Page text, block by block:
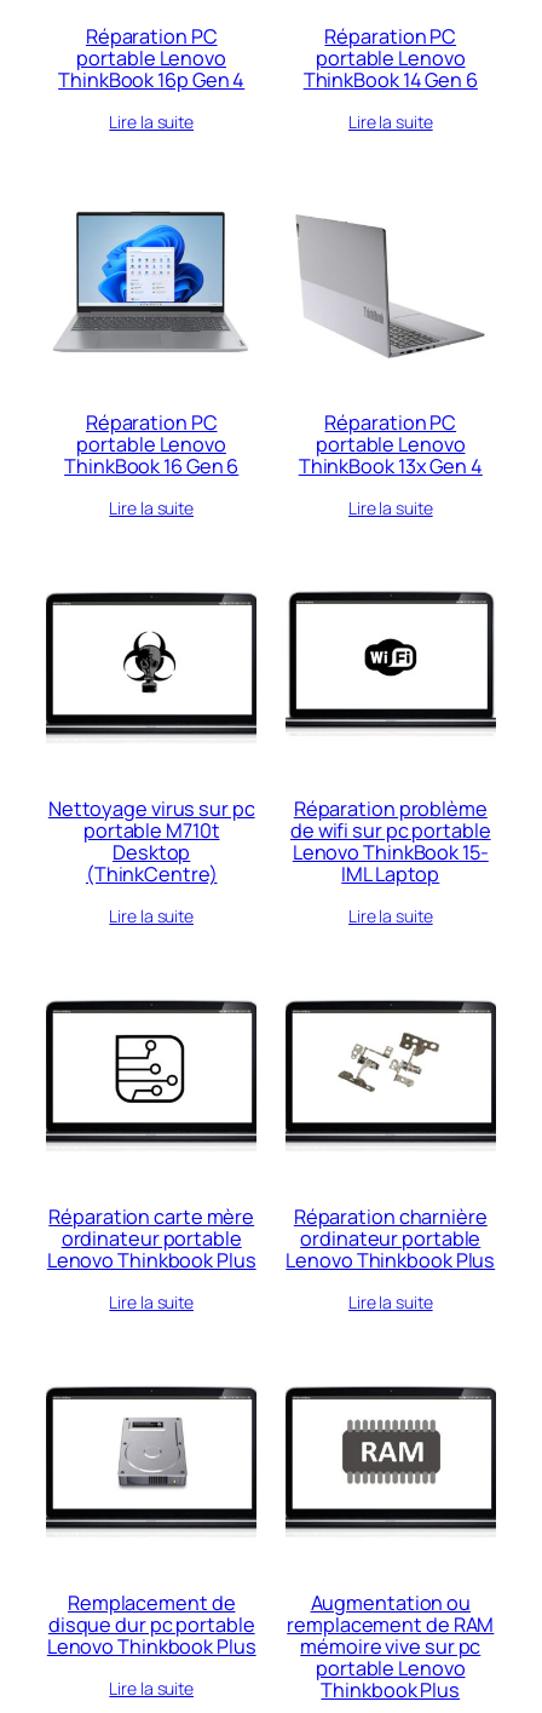
Réparation PC
portable Lenovo
ThinkBook 16p Gen 4
Lire la suite
Réparation PC
portable Lenovo
ThinkBook 14 Gen 6
Lire la suite
Réparation PC
portable Lenovo
ThinkBook 16 Gen 6
Lire la suite
Réparation PC
portable Lenovo
ThinkBook 13x Gen 4
Lire la suite
Nettoyage virus sur pc
portable M710t
Desktop
(ThinkCentre)
Lire la suite
Réparation problème
de wifi sur pc portable
Lenovo ThinkBook 15-
IML Laptop
Lire la suite
Réparation carte mère
ordinateur portable
Lenovo Thinkbook Plus
Lire la suite
Réparation charnière
ordinateur portable
Lenovo Thinkbook Plus
Lire la suite
Remplacement de
disque dur pc portable
Lenovo Thinkbook Plus
Lire la suite
Augmentation ou
remplacement de RAM
mémoire vive sur pc
portable Lenovo
Thinkbook Plus